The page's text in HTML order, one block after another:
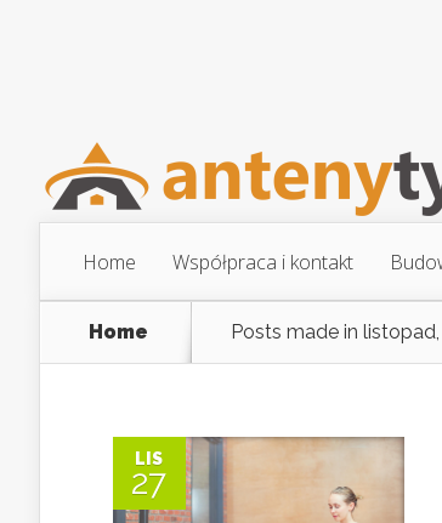
Home Współpraca i kontakt
Home Posts made in
LIS
27